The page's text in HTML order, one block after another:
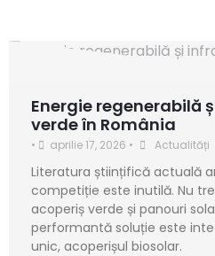
Energie regenerabilă
verde în România
• aprilie 17, 2026 • Actualități
Literatura științifică actuală
competiție este inutilă. Nu
acoperiș verde și panouri
performantă soluție este
unic, acoperișul biosolar.